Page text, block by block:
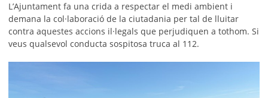
L’Ajuntament fa una crida a respectar el medi ambient i
demana la col·laboració de la ciutadania per tal de lluitar
contra aquestes accions il·legals que perjudiquen a tothom. Si
veus qualsevol conducta sospitosa truca al 112.